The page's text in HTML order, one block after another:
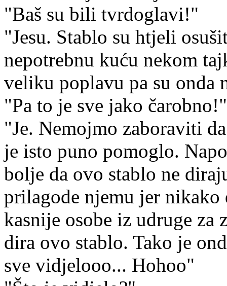
"Baš su bili tvrdoglavi!"
"Jesu. Stablo su htjeli
nepotrebnu kuću nekom
veliku poplavu pa su onda
"Pa to je sve jako čarobno!"
"Je. Nemojmo zaboraviti
je isto puno pomoglo.
bolje da ovo stablo ne
prilagode njemu jer nikako
kasnije osobe iz udruge za
dira ovo stablo. Tako je
sve vidjelooo... Hohoo"